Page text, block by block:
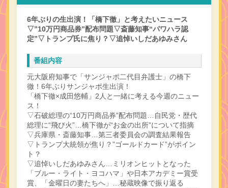
6年ぶりの生出演！「橋下徹」と考えたいニュース
▽”10万円商品券”配布問題▽斎藤知事“パワハラ認
定”▽トランプ氏に焦り？▽追悼いしだあゆみさん
番組内容
元大阪府知事で「サンジャポ二代目弁護士」の橋下
徹！6年ぶりサンジャポ生出演！
「橋下徹×成田悠輔」2人と一緒に考える今週のニュー
ス！
▽石破総理の“10万円商品券”配布問題…自民党・歴代
総理に“飛び火”…橋下徹が“お金の出所”について指摘
▽兵庫県・斎藤知事…第三者委員会の調査結果報告
▽トランプ大統領が焦り？”ゴールドカード”がポイン
ト？
▽追悼いしだあゆみさん…ミリオンヒットとなった
「ブルー・ライト・ヨコハマ」や日本アカデミー賞受
賞、「金曜日の妻たちへ」…秘蔵映像で振り返る